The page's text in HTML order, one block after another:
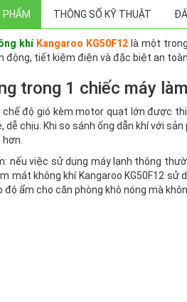
PHẨM THÔNG SỐ KỸ THUẬT
khí Kangaroo KG50F12là một
động, tiết kiệm điện và đặc biệt an
trong 1 chiếc máy
chế độ gió kèm motor quạt lớn được
dễ chịu. Khi so sánh ống dẫn khí với
nếu việc sử dụng máy lạnh thông
mát không khí Kangaroo KG50F12
độ ẩm cho căn phòng khô nóng mà